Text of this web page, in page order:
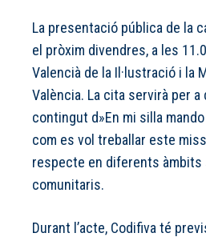
La presentació pública de la
el pròxim divendres, a les
Valencià de la Il·lustració i la
València. La cita servirà per a
contingut d»En mi silla mando
com es vol treballar este
respecte en diferents àmbits
comunitaris.
Durant l’acte, Codifiva té